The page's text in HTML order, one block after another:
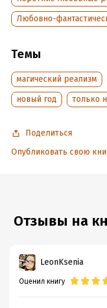
Подробная
Объем:
Дата поступления:8
Время на чтение: 1ч.
Любовно-
Темы
магический реализм
новый год
только
Поделиться
Опубликовать свою
Отзывы на
LeonKsenia
Оценил книгу